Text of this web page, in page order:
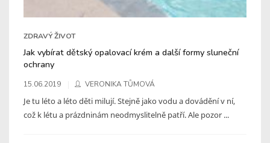
ZDRAVÝ ŽIVOT
Jak vybírat dětský opalovací krém a další formy sluneční
ochrany
15.06.2019 VERONIKA TŮMOVÁ
Je tu léto a léto děti milují. Stejně jako vodu a dovádění v ní,
což k létu a prázdninám neodmyslitelně patří. Ale pozor ...